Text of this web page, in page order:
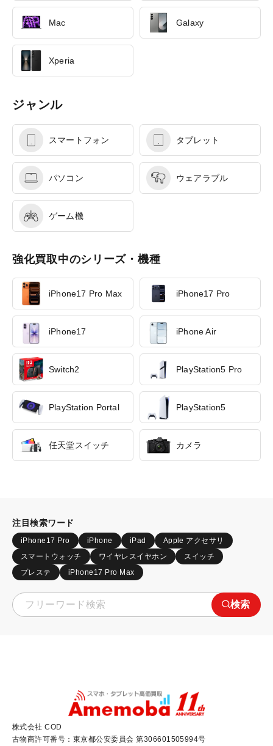
Mac Galaxy
Xperia
ジャンル
スマートフォン タブレット
パソコン ウェアラブル
ゲーム機
強化買取中のシリーズ・機種
iPhone17 Pro Max iPhone17 Pro
iPhone17 iPhone Air
Switch2 PlayStation5 Pro
PlayStation Portal PlayStation5
任天堂スイッチ カメラ
注目検索ワード
iPhone17 Pro iPhone iPad
Apple アクセサリ
スマートウォッチ
ワイヤレスイヤホン
スイッチ
プレステ
iPhone17 Pro Max
検索
株式会社 COD
古物商許可番号：東京都公安委員会 第306601505994号